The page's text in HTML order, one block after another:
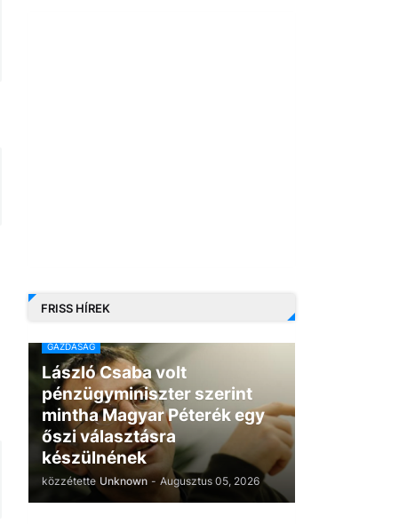
FRISS HÍREK
GAZDASÁG
László Csaba volt
pénzügyminiszter szerint
mintha Magyar Péterék egy
őszi választásra
készülnének
közzétette Unknown - Augusztus 05, 2026